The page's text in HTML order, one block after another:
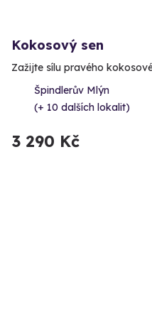
Kokosový sen
Zažijte sílu pravého
Špindlerův Mlýn
(+ 10 dalších lokalit)
3 290 Kč